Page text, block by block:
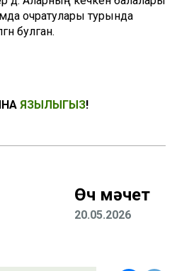
очратулары турында
булган.
ЯЗЫЛЫГЫЗ!
Өч мәчет
20.05.2026